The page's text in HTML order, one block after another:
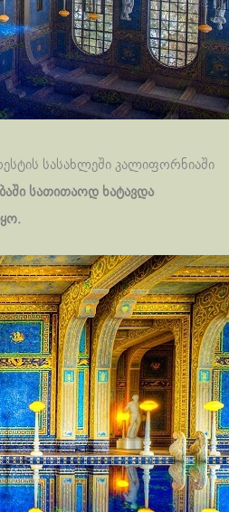
სასახლეში კალიფორნიაში
სათითაოდ ხატავდა